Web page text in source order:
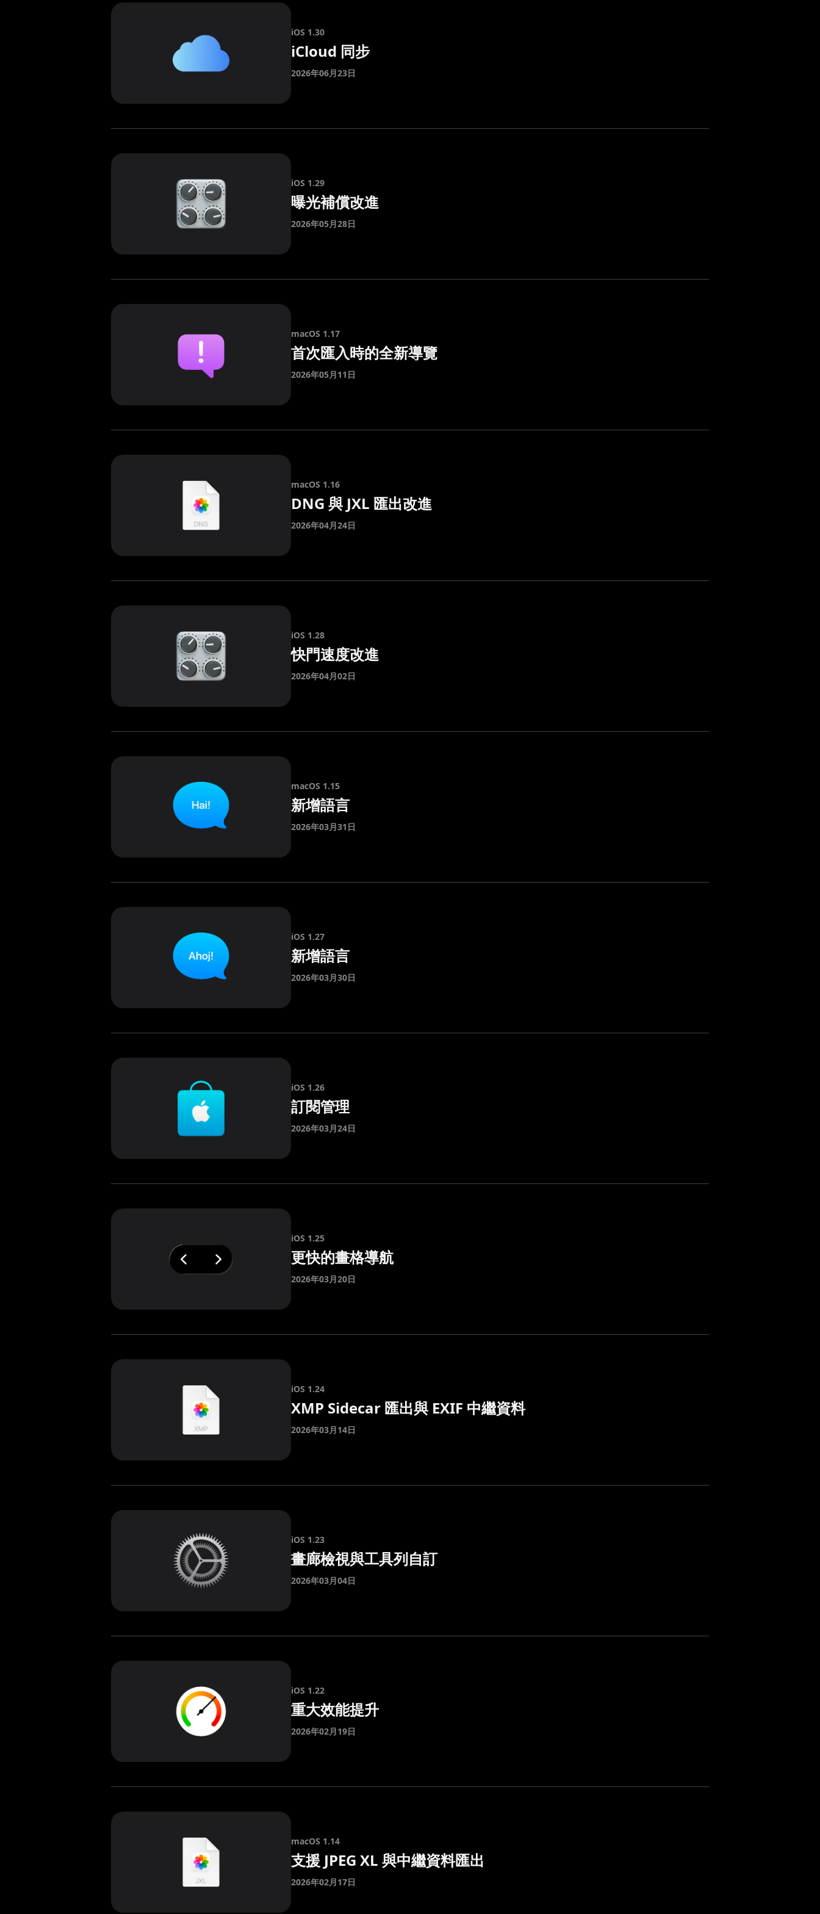
iOS 1.30
iCloud 同步
2026年06月23日
iOS 1.29
曝光補償改進
2026年05月28日
macOS 1.17
首次匯入時的全新導覽
2026年05月11日
macOS 1.16
DNG 與 JXL 匯出改進
2026年04月24日
iOS 1.28
快門速度改進
2026年04月02日
macOS 1.15
新增語言
2026年03月31日
iOS 1.27
新增語言
2026年03月30日
iOS 1.26
訂閱管理
2026年03月24日
iOS 1.25
更快的畫格導航
2026年03月20日
iOS 1.24
XMP Sidecar 匯出與 EXIF 中繼資料
2026年03月14日
iOS 1.23
畫廊檢視與工具列自訂
2026年03月04日
iOS 1.22
重大效能提升
2026年02月19日
macOS 1.14
支援 JPEG XL 與中繼資料匯出
2026年02月17日